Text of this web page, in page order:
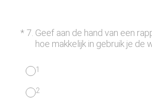
* 7 Geef aan de hand van een
hoe makkelijk in gebruik je de
(Vereist.)
1
2